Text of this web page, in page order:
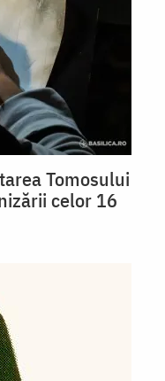
Tomosului
celor 16